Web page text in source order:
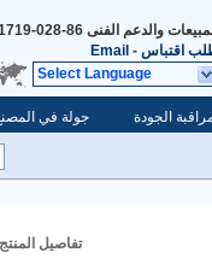
والدعم الفنى 86-028-64841719
اقتباس -
Email
Select Language
جولة في الجودة
تفاصيل